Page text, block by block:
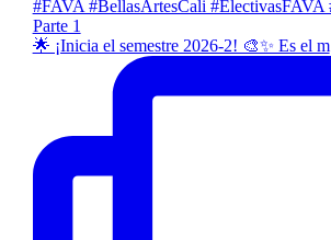
🌟 ¡Inicia el semestre 2026-2! 🎨✨ Es el m